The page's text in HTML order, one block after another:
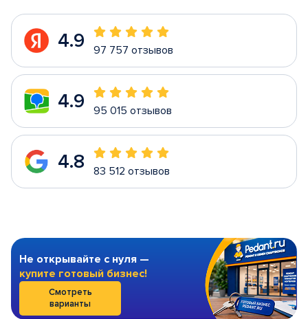
4.9 97 757 отзывов
4.9 95 015 отзывов
4.8 83 512 отзывов
Не открывайте с нуля —
купите готовый бизнес!
Смотреть
варианты